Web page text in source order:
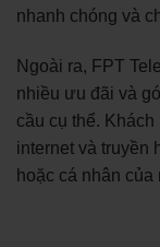
nhanh chóng và
Ngoài ra, FPT
nhiều ưu đãi và
cầu cụ thể.
internet và truyền
hoặc cá nhân của